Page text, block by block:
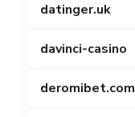
datinger.uk
davinci-casino
deromibet.com